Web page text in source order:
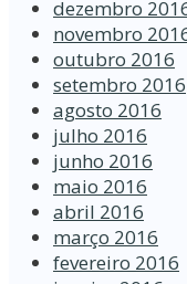
dezembro
novembro
outubro 2016
setembro 2016
agosto 2016
julho 2016
junho 2016
maio 2016
abril 2016
março 2016
fevereiro 2016